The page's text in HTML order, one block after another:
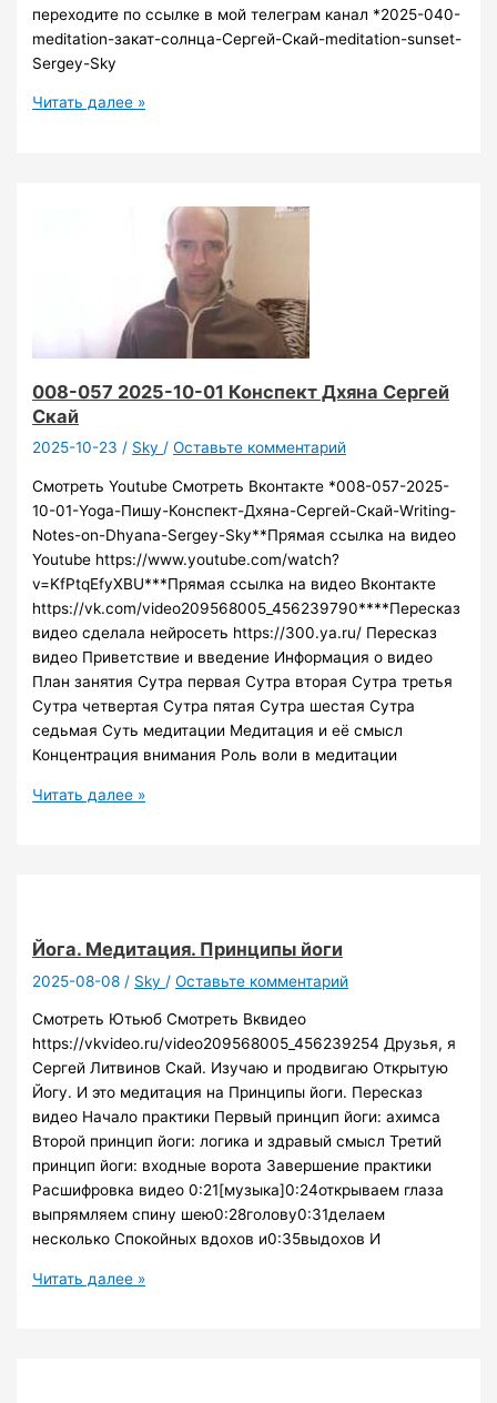
переходите по ссылке в мой телеграм канал *2025-040-
meditation-закат-солнца-Сергей-Скай-meditation-sunset-
Sergey-Sky
2025
Читать далее »
008-057 2025-10-01 Конспект Дхяна Сергей
Скай
2025-10-23/ Sky/Оставьте комментарий
Смотреть Youtube Смотреть Вконтакте *008-057-2025-
10-01-Yoga-Пишу-Конспект-Дхяна-Сергей-Скай-Writing-
Notes-on-Dhyana-Sergey-Sky**Прямая ссылка на видео
Youtube https://www.youtube.com/watch?
v=KfPtqEfyXBU***Прямая ссылка на видео Вконтакте
https://vk.com/video209568005_456239790****Пересказ
видео сделала нейросеть https://300.ya.ru/ Пересказ
видео Приветствие и введение Информация о видео
План занятия Сутра первая Сутра вторая Сутра третья
Сутра четвертая Сутра пятая Сутра шестая Сутра
седьмая Суть медитации Медитация и её смысл
Концентрация внимания Роль воли в медитации
008-
Дхяна
Скай
Читать далее »
Йога. Медитация. Принципы йоги
2025-08-08 / Sky /Оставьте комментарий
Смотреть Ютьюб Смотреть Вквидео
https://vkvideo.ru/video209568005_456239254 Друзья, я
Сергей Литвинов Скай. Изучаю и продвигаю Открытую
Йогу. И это медитация на Принципы йоги. Пересказ
видео Начало практики Первый принцип йоги: ахимса
Второй принцип йоги: логика и здравый смысл Третий
принцип йоги: входные ворота Завершение практики
Расшифровка видео 0:21[музыка]0:24открываем глаза
выпрямляем спину шею0:28голову0:31делаем
несколько Спокойных вдохов и0:35выдохов И
Йога.
Читать далее »